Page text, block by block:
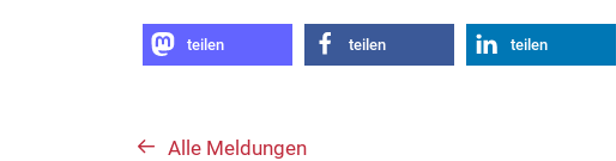
teilen teilen teilen
Alle Meldungen